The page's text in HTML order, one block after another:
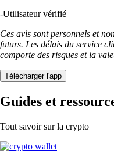
-Utilisateur vérifié
Ces avis sont personnels et
futurs. Les délais du service
comporte des risques et la
Télécharger l'app
Guides et
Tout savoir sur la crypto